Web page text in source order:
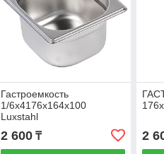
Гастроемкость
1/6х4176х164х100
Luxstahl
2 600₸ 2